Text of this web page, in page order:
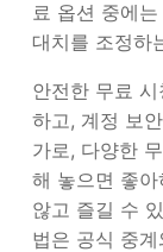
료 옵션 중에
대치를 조정하
안전한 무료
하고, 계정 보
가로, 다양한
해 놓으면 좋
않고 즐길 수
법은 공식 중